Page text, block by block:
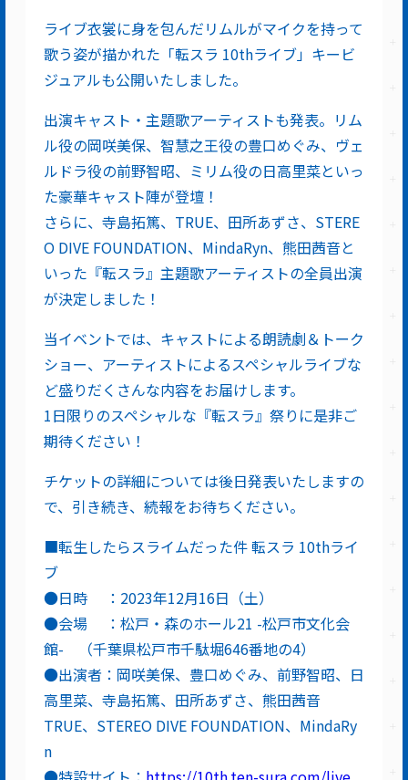
ライブ衣裳に身を包んだリムルがマイクを持って
歌う姿が描かれた「転スラ 10thライブ」キービ
ジュアルも公開いたしました。
出演キャスト・主題歌アーティストも発表。リム
ル役の岡咲美保、智慧之王役の豊口めぐみ、ヴェ
ルドラ役の前野智昭、ミリム役の日高里菜といっ
た豪華キャスト陣が登壇！
さらに、寺島拓篤、TRUE、田所あずさ、STERE
O DIVE FOUNDATION、MindaRyn、熊田茜音と
いった『転スラ』主題歌アーティストの全員出演
が決定しました！
当イベントでは、キャストによる朗読劇＆トーク
ショー、アーティストによるスペシャルライブな
ど盛りだくさんな内容をお届けします。
1日限りのスペシャルな『転スラ』祭りに是非ご
期待ください！
チケットの詳細については後日発表いたしますの
で、引き続き、続報をお待ちください。
■転生したらスライムだった件 転スラ 10thライ
ブ
●日時 ：2023年12月16日（土）
●会場 ：松戸・森のホール21 -松戸市文化会
館- （千葉県松戸市千駄堀646番地の4）
●出演者：岡咲美保、豊口めぐみ、前野智昭、日
高里菜、寺島拓篤、田所あずさ、熊田茜音
TRUE、STEREO DIVE FOUNDATION、MindaRy
n